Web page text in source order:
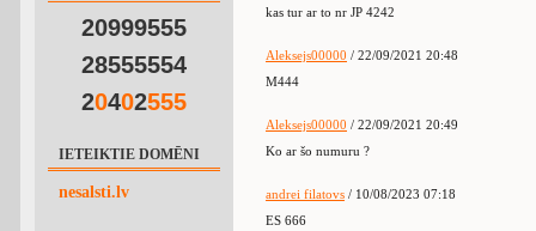
20999555
28555554
20402555
IETEIKTIE DOMĒNI
nesalsti.lv
kas tur ar to nr JP 4242
Aleksejs00000 / 22/09/2021 20:48
M444
Aleksejs00000 / 22/09/2021 20:49
Ko ar šo numuru ?
andrei filatovs / 10/08/2023 07:18
ES 666